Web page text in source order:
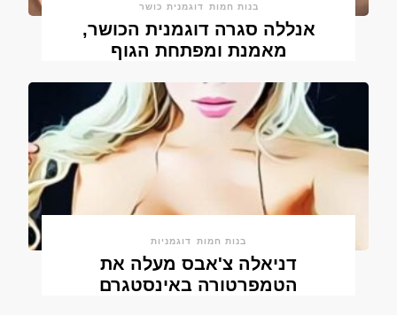
בנות חמות דוגמנית כושר
אנללה סגרה דוגמנית הכושר,
מאמנת ומפתחת הגוף
בנות חמות דוגמניות
דניאלה צ'אבס מעלה את
הטמפרטורה באינסטגרם